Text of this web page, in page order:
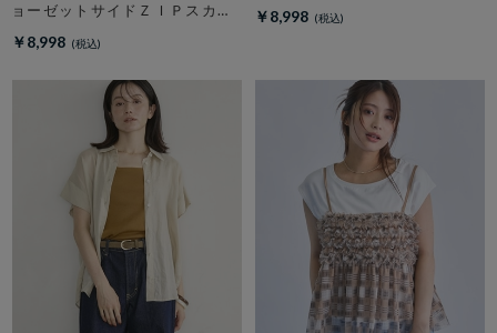
ョーゼットサイドＺＩＰスカー
￥8,998
￥8,998